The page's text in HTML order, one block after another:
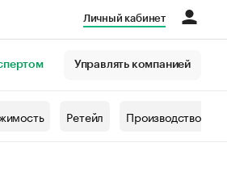
Личный кабинет
Управлять компанией
Ретейл Производство